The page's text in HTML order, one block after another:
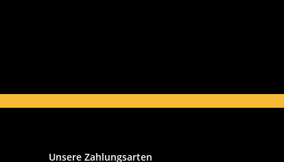
Unsere Zahlungsarten